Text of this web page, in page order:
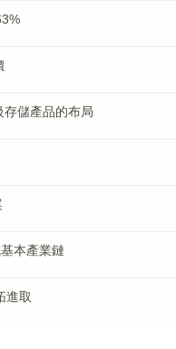
儲產品的布局
本產業鏈
進取